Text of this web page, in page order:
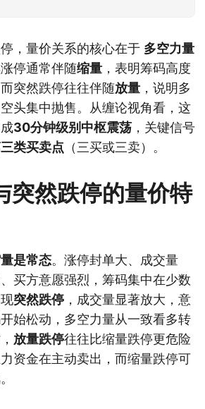
，量价关系的核心在于 多空力量
停通常伴随缩量 ，表明筹码高度
突然跌停往往伴随放量 ，说明多
头集中抛售。从缠论视角看，这
30分钟级别中枢震荡 ，关键信号
类买卖点 （三买或三卖）。
突然跌停的量价特
是常态。涨停封单大、成交量
买方意愿强烈，筹码集中在少数
突然跌停 ，成交量显著放大，意
始松动，多空力量从一致看多转
放量跌停往往比缩量跌停更危险
资金在主动卖出，而缩量跌停可